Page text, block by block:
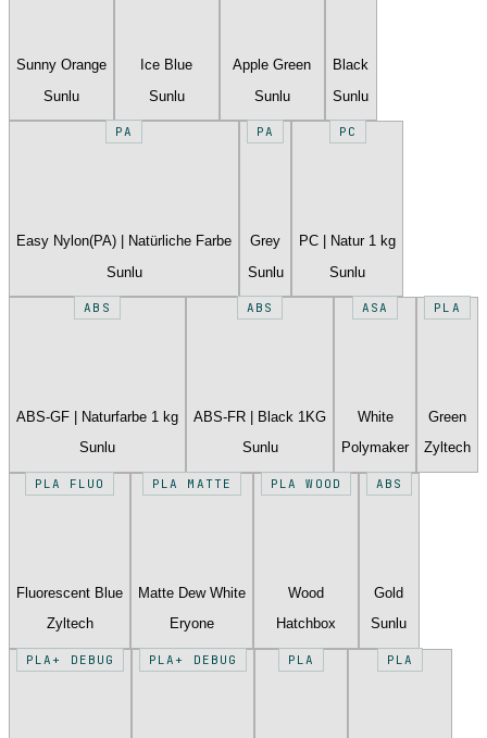
Sunny Orange
Sunlu
Ice Blue
Sunlu
Apple Green
Sunlu
Black
Sunlu
PA
Easy Nylon(PA) | Natürliche Farbe
Sunlu
PA
Grey
Sunlu
PC
PC | Natur 1 kg
Sunlu
ABS
ABS-GF | Naturfarbe 1 kg
Sunlu
ABS
ABS-FR | Black 1KG
Sunlu
ASA
White
Polymaker
PLA
Green
Zyltech
PLA FLUO
Fluorescent Blue
Zyltech
PLA MATTE
Matte Dew White
Eryone
PLA WOOD
Wood
Hatchbox
ABS
Gold
Sunlu
PLA+ DEBUG PLA+ DEBUG PLA PLA